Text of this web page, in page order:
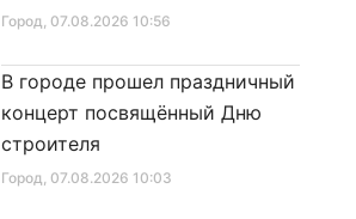
Город, 07.08.2026 10:56
Город, 07.08.2026 10:03
В городе прошел праздничный
концерт посвящённый Дню
строителя